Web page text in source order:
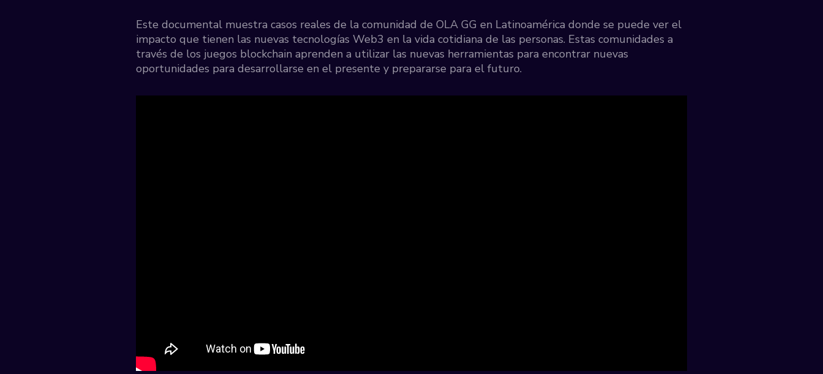
Este documental muestra casos reales de la comunidad de OLA GG en Latinoamérica donde se puede ver el
impacto que tienen las nuevas tecnologías Web3 en la vida cotidiana de las personas. Estas comunidades a
través de los juegos blockchain aprenden a utilizar las nuevas herramientas para encontrar nuevas
oportunidades para desarrollarse en el presente y prepararse para el futuro.